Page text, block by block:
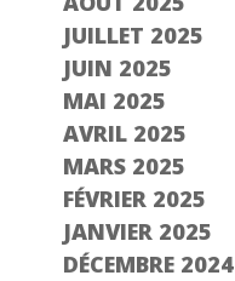
JUILLET 2025
JUIN 2025
MAI 2025
AVRIL 2025
MARS 2025
FÉVRIER 2025
JANVIER 2025
DÉCEMBRE 2024